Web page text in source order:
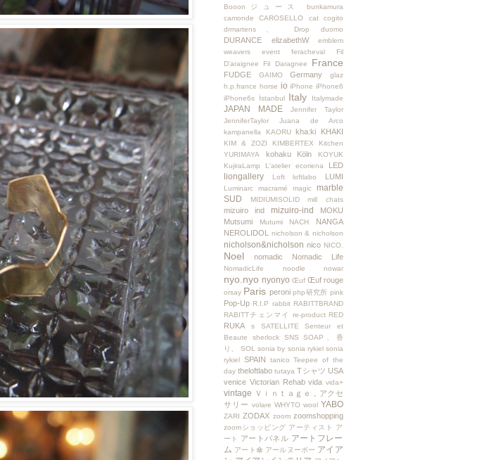
Booonジュース
bunkamura
camonde
CAROSELLO cat
cogito
drmartens、
Drop duomo
DURANCE elizabethW
emblem
weavers
event feracheval
Fil
D'araignee
Fil Daragnee France
FUDGE GAIMO Germany
glaz
h.p.france horse io iPhone iPhone6
iPhone6s
İstanbul Italy Italymade
JAPAN MADE
Jennifer Taylor
JenniferTaylor
Juana de Arco
kampanella
KAORU kha:ki KHAKI
KIM & ZOZI KIMBERTEX
Kitchen
YURIMAYA
kohaku Köln
KOYUK
KujiraLamp
L'atelier ecoriena LED
liongallery Loft loftlabo LUMI
Luminarc macramé magic
marble
SUD
MIDIUMISOLID mill chats
mizuiro ind mizuiro-ind
MOKU
Mutsumi
Mutumi NACH
NANGA
NEROLIDOL
nicholson & nicholson
nicholson&nicholson nico NICO.
Noel nomadic Nomadic Life
NomadicLife noodle nowar
nyo.nyo nyonyo Œuf Œuf rouge
orsay Paris peroni php研究所 pink
Pop-Up R.I.P rabbit RABITTBRAND
RABITTチェンマイ
re-product RED
RUKA s SATELLITE
Senteur et
Beaute
sherlock SNS
SOAP、香
り、
SOL sonia by sonia rykiel sonia
rykiel SPAIN tanico Teepee of the
day theloftlabo tutaya Tシャツ USA
venice Victorian Rehab vida vida+
vintage Ｖｉｎｔａｇｅ，アクセ
サリー volare WHYTO wool YABO
ZARI ZODAX zoom zoomshopping
zoomショッピング アーティスト
ア
ート
アートパネル アートフレー
ム アート傘 アールヌーボー アイア